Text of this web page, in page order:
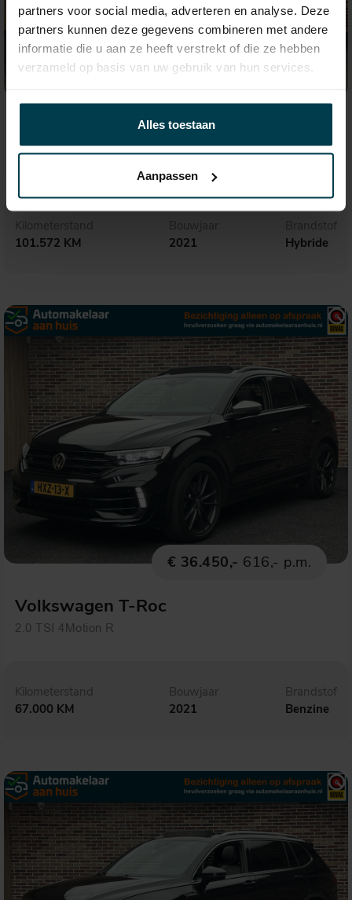
partners voor social media, adverteren en analyse. Deze
partners kunnen deze gegevens combineren met andere
informatie die u aan ze heeft verstrekt of die ze hebben
verzameld op basis van uw gebruik van hun services.
Alles toestaan
Aanpassen
BMW X5
Kilometerstand
101.572 KM
Bouwjaar
2021
Brandstof
Hybride
€ 36.450,- 616,- p.m.
Volkswagen T-Roc
2.0 TSI 4Motion R
Kilometerstand
67.000 KM
Bouwjaar
2021
Brandstof
Benzine